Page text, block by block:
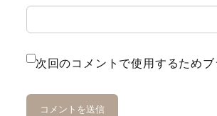
次回のコメントで使用するため